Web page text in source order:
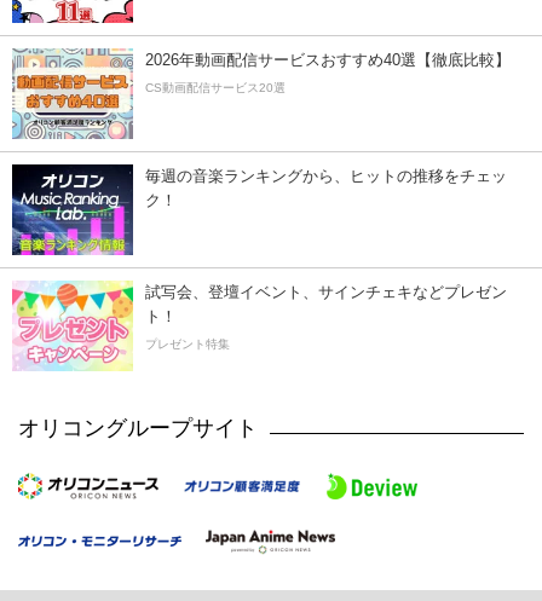
2026年動画配信サービスおすすめ40選【徹底比較】
CS動画配信サービス20選
毎週の音楽ランキングから、ヒットの推移をチェッ
ク！
試写会、登壇イベント、サインチェキなどプレゼン
ト！
プレゼント特集
オリコングループサイト